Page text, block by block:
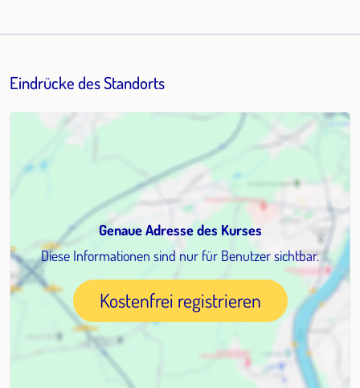
Eindrücke des Standorts
Genaue Adresse des Kurses
Diese Informationen sind nur für Benutzer sichtbar.
Kostenfrei registrieren